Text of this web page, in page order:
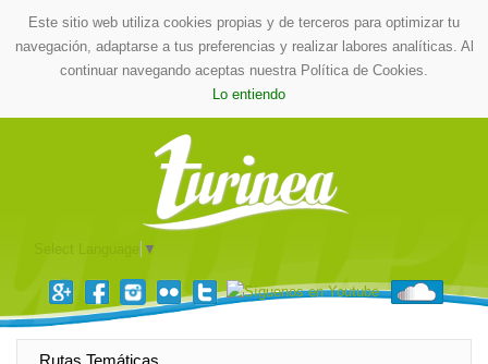
Este sitio web utiliza cookies propias y de terceros para optimizar tu
navegación, adaptarse a tus preferencias y realizar labores analíticas. Al
continuar navegando aceptas nuestra Política de Cookies.
Lo entiendo
▼
Rutas Temáticas